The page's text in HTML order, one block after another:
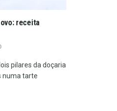
receita
pilares da doçaria
numa tarte